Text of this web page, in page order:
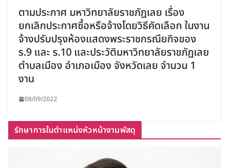
ตามประกาศ มหาวิทยาลัยราชภัฏเลย เรื่อง
ยกเลิกประกาศซื้อหรือจ้างโดยวิธีคัดเลือก ในงาน
จ้างปรับปรุงห้องแสดงพระราชกรณียกิจของ
ร.9 และ ร.10 และประวัติมหาวิทยาลัยราชภัฏเลย
ตำบลเมือง อำเภอเมือง จังหวัดเลย จำนวน 1
งาน
08/09/2022
รักษาการในตำแหน่งหัวหน้างานพัสดุ